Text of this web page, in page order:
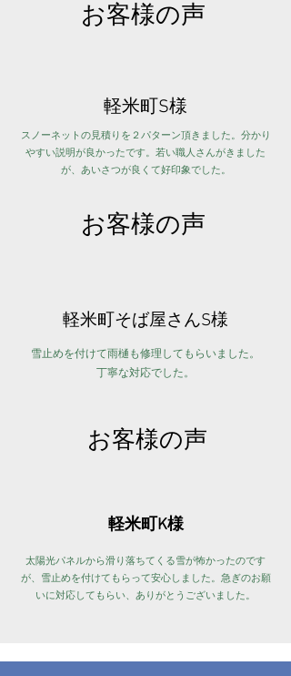
お客様の声
軽米町S様
スノーネットの見積りを２パターン頂きました。分かり
やすい説明が良かったです。若い職人さんがきました
が、あいさつが良くて好印象でした。
お客様の声
軽米町そば屋さんS様
​雪止めを付けて雨樋も修理してもらいました。
丁寧な対応でした。
お客様の声
軽米町K様
太陽光パネルから滑り落ちてくる雪が怖かったのです
が、雪止めを付けてもらって安心しました。急ぎのお願
いに対応してもらい、ありがとうございました。